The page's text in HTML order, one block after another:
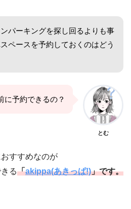
パーキングを探し回るよりも事
ペースを予約しておくのはどう
に予約できるの？
とむ
すすめなのが
る「akippa(あきっぱ!)」です。